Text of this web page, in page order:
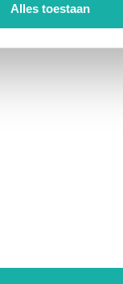
Alles toestaan